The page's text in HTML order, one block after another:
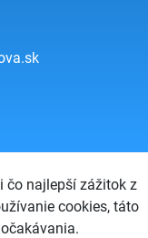
čo najlepší zážitok z
cookies, táto